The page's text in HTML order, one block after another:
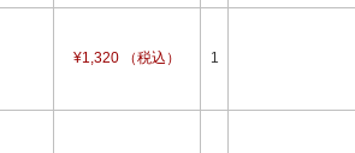
¥1,320 （税込） 1